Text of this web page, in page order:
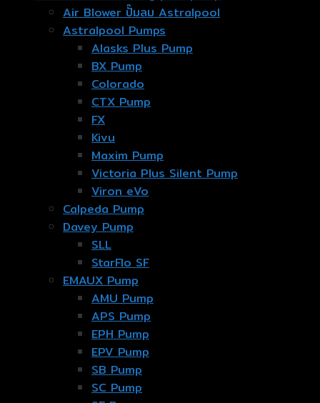
Air Blower ปั๊มลม Astralpool
Astralpool Pumps
Alasks Plus Pump
BX Pump
Colorado
CTX Pump
FX
Kivu
Maxim Pump
Victoria Plus Silent Pump
Viron eVo
Calpeda Pump
Davey Pump
SLL
StarFlo SF
EMAUX Pump
AMU Pump
APS Pump
EPH Pump
EPV Pump
SB Pump
SC Pump